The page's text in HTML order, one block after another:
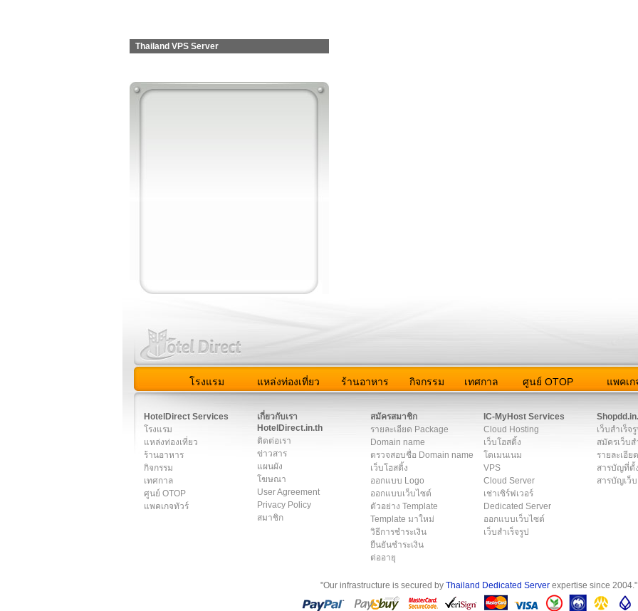
Thailand VPS Server
โรงแรม แหล่งท่องเที่ยว ร้านอาหาร กิจกรรม เทศกาล ศูนย์ OTOP แพคเก
HotelDirect Services
โรงแรม
แหล่งท่องเที่ยว
ร้านอาหาร
กิจกรรม
เทศกาล
ศูนย์ OTOP
แพคเกจทัวร์
เกี่ยวกับเรา
HotelDirect.in.th
ติดต่อเรา
ข่าวสาร
แผนผัง
โฆษณา
User Agreement
Privacy Policy
สมาชิก
สมัครสมาชิก
รายละเอียด Package
Domain name
ตรวจสอบชื่อ Domain name
เว็บโฮสติ้ง
ออกแบบ Logo
ออกแบบเว็บไซต์
ตัวอย่าง Template
Template มาใหม่
วิธีการชำระเงิน
ยืนยันชำระเงิน
ต่ออายุ
IC-MyHost Services
Cloud Hosting
เว็บโฮสติ้ง
โดเมนเนม
VPS
Cloud Server
เช่าเซิร์ฟเวอร์
Dedicated Server
ออกแบบเว็บไซต์
เว็บสำเร็จรูป
เว็บสำเร็จ
สมัครเว็บส
รายละเอีย
สารบัญที่ตั้
สารบัญเว็บ
"Our infrastructure is secured by Thailand Dedicated Serverexpertise since 2004."